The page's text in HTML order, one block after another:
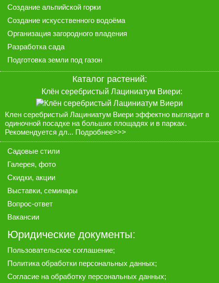
Создание альпийской горки
Создание искусственного водоёма
Организация загородного владения
Разработка сада
Подготовка земли под газон
Каталог растений:
Клён серебристый Лациниатум Виери:
Клен серебристый Лациниатум Виери эффектно выглядит в
одиночной посадке на больших площадях и в парках.
Рекомендуется дл... Подробнее>>>
Садовые стили
Галерея, фото
Скидки, акции
Выставки, семинары
Вопрос-ответ
Вакансии
Юридические документы:
Пользовательское соглашение;
Политика обработки персональных данных;
Согласие на обработку персональных данных;